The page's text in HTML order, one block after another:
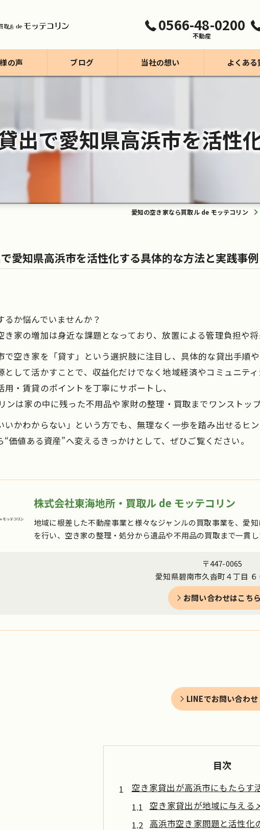
0566-48-0200
不動産
の声 ブログ
コラム
当社の想い よくある
出で愛知県高浜市を活性
愛知の空き家なら買取ル de モッテコリン
愛知県高浜市を活性化する具体的な方法と実践事例
か悩んでいませんか？
き家の増加は身近な課題となっており、放置による管理負担や
で空き家を「貸す」という選択肢に注目し、具体的な貸出手順
として活かすことで、収益化だけでなく地域経済やコミュニテ
・賃貸のポイントを丁寧にサポートし、
ンは家の中に残った不用品や家財の整理・買取までワンストップ
いかわからない」という方でも、無理なく一歩を踏み出せるヒン
価値ある資産”へ変えるきっかけとして、ぜひご覧ください。
株式会社東海地所・買取ル de モッテコリン
地域に根差した不動産事業と様々なジャンルの買取事業を、愛
を行い、空き家の整理・処分から遺品や不用品の買取まで一貫し
〒447-0065
愛知県碧南市久沓町４丁目 ６
お問い合わせはこちら
LINEでお問い合わせ
目次
空き家貸出が高浜市にもたらす
空き家貸出が地域に与える
高浜市空き家問題と活性化